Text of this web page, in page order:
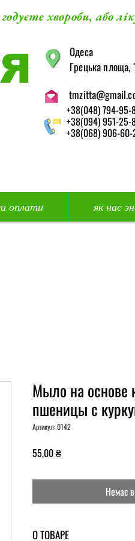
хвороби, або
​Одеса
Грецька площа,
+38(048) 794-95-
+38(094) 951-25-
+38(068) 906-60-
оплати як нас
Мыло на основе
пшеницы с
Артикул: 0142
55,00 ₴Ціна
Немає
О ТОВАРЕ